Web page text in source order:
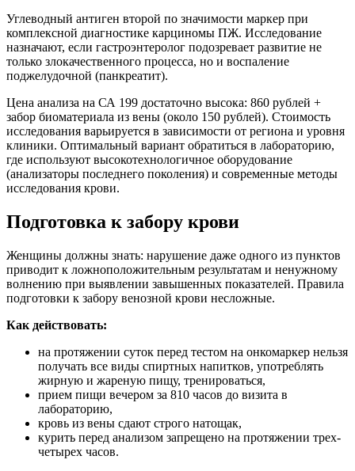
Углеводный антиген второй по значимости маркер при
комплексной диагностике карциномы ПЖ. Исследование
назначают, если гастроэнтеролог подозревает развитие не
только злокачественного процесса, но и воспаление
поджелудочной (панкреатит).
Цена анализа на СА 199 достаточно высока: 860 рублей +
забор биоматериала из вены (около 150 рублей). Стоимость
исследования варьируется в зависимости от региона и уровня
клиники. Оптимальный вариант обратиться в лабораторию,
где используют высокотехнологичное оборудование
(анализаторы последнего поколения) и современные методы
исследования крови.
Подготовка к забору крови
Женщины должны знать: нарушение даже одного из пунктов
приводит к ложноположительным результатам и ненужному
волнению при выявлении завышенных показателей. Правила
подготовки к забору венозной крови несложные.
Как действовать:
на протяжении суток перед тестом на онкомаркер нельзя
получать все виды спиртных напитков, употреблять
жирную и жареную пищу, тренироваться,
прием пищи вечером за 810 часов до визита в
лабораторию,
кровь из вены сдают строго натощак,
курить перед анализом запрещено на протяжении трех-
четырех часов.